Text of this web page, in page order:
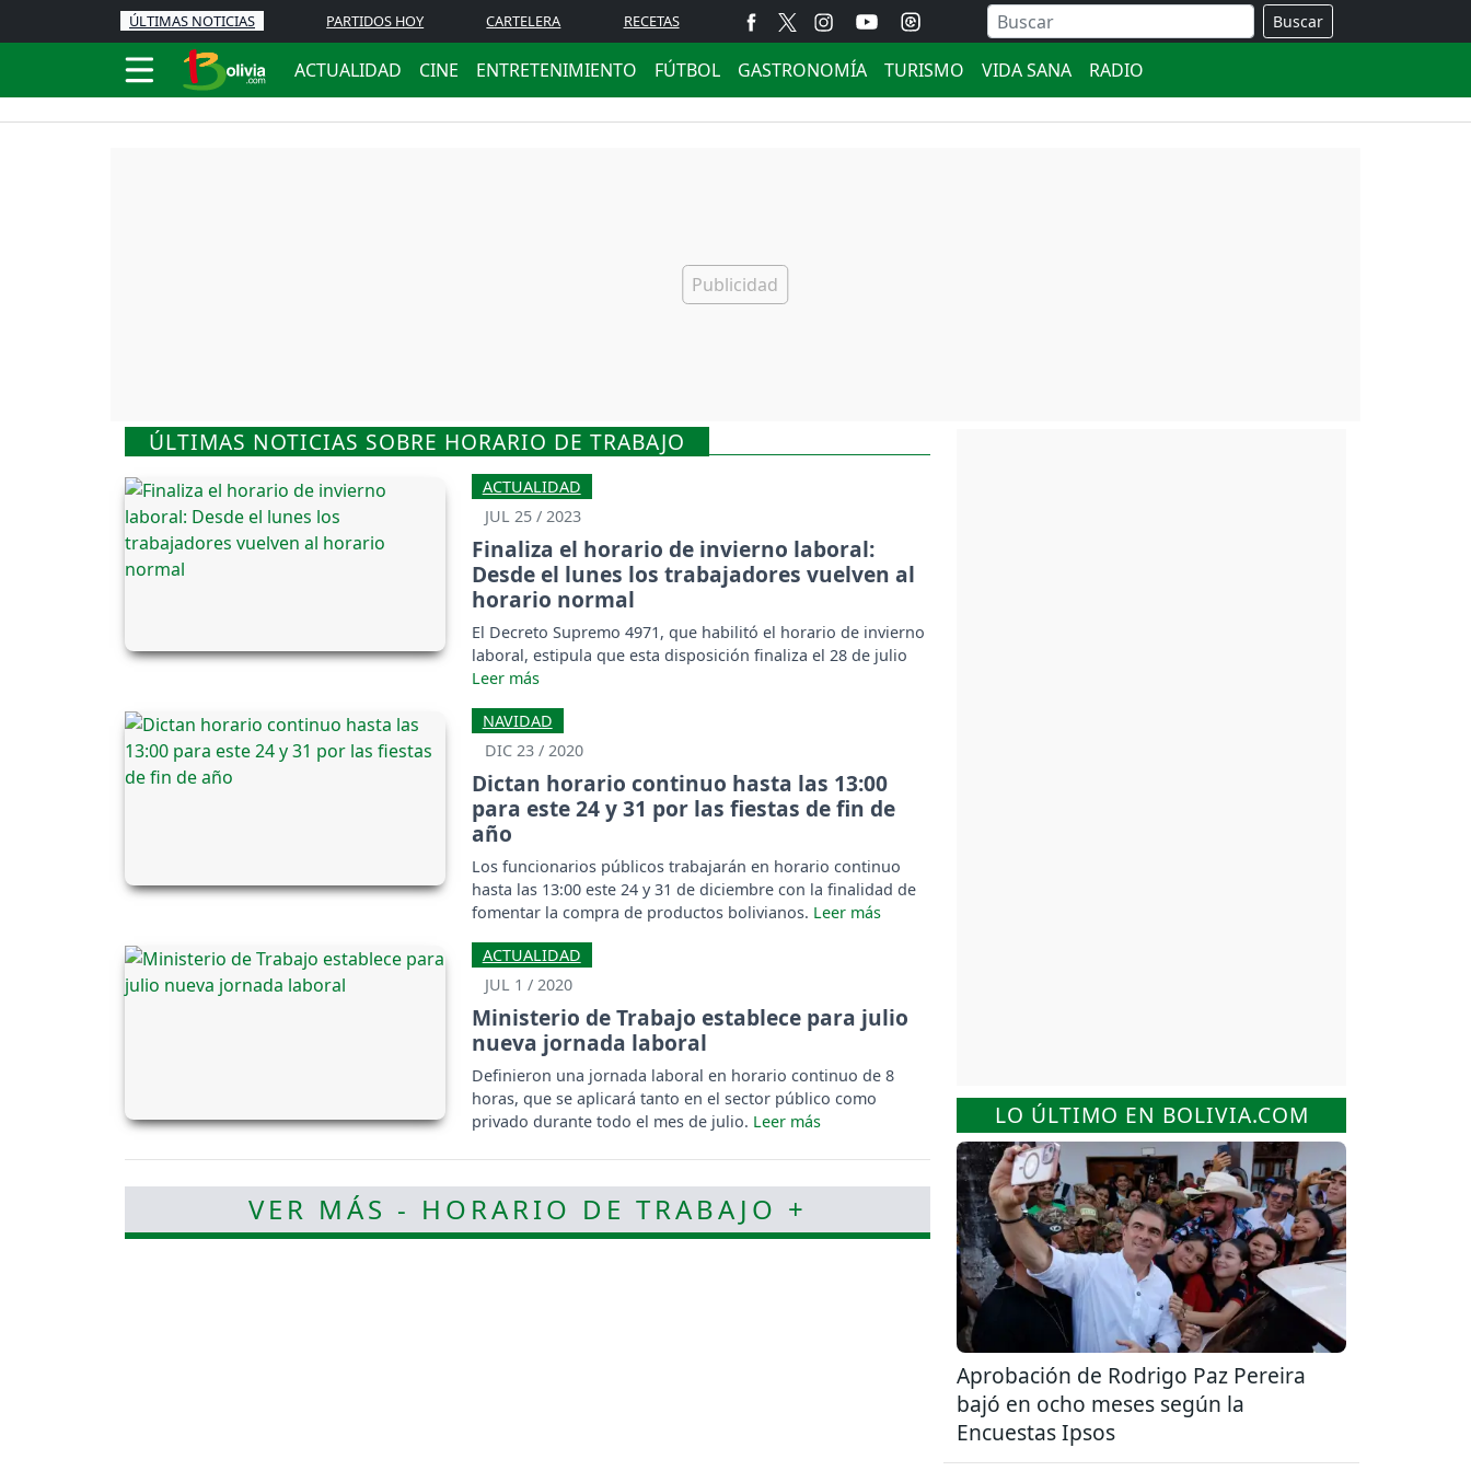
ÚLTIMAS NOTICIAS PARTIDOS HOY CARTELERA RECETAS Buscar
ACTUALIDAD CINE ENTRETENIMIENTO FÚTBOL GASTRONOMÍA TURISMO VIDA SANA RADIO
ÚLTIMAS NOTICIAS SOBRE HORARIO DE TRABAJO
ACTUALIDAD
JUL 25 / 2023
Finaliza el horario de invierno laboral:
Desde el lunes los trabajadores vuelven al
horario normal
El Decreto Supremo 4971, que habilitó el horario de invierno
laboral, estipula que esta disposición finaliza el 28 de julio
NAVIDAD
DIC 23 / 2020
Dictan horario continuo hasta las 13:00
para este 24 y 31 por las fiestas de fin de
año
Los funcionarios públicos trabajarán en horario continuo
hasta las 13:00 este 24 y 31 de diciembre con la finalidad de
fomentar la compra de productos bolivianos.
ACTUALIDAD
JUL 1 / 2020
Ministerio de Trabajo establece para julio
nueva jornada laboral
Definieron una jornada laboral en horario continuo de 8
horas, que se aplicará tanto en el sector público como
privado durante todo el mes de julio.
VER MÁS - HORARIO DE TRABAJO +
LO ÚLTIMO EN BOLIVIA.COM
Aprobación de Rodrigo Paz Pereira
bajó en ocho meses según la
Encuestas Ipsos